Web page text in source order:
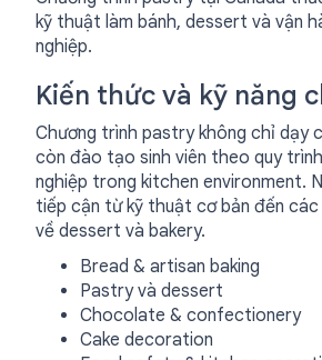
kỹ thuật làm bánh, dessert và vận
nghiệp.
Kiến thức và kỹ năng
Chương trình pastry không chỉ dạy
còn đào tạo sinh viên theo quy
nghiệp trong kitchen environment.
tiếp cận từ kỹ thuật cơ bản đến các
về dessert và bakery.
Bread & artisan baking
Pastry và dessert
Chocolate & confectionery
Cake decoration